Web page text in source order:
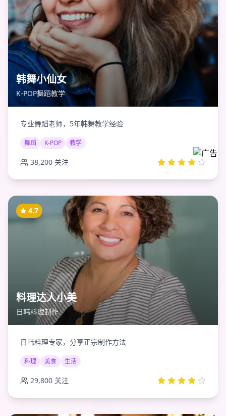
韩舞小仙女
K-POP舞蹈教学
专业舞蹈老师，5年韩舞教学经验
舞蹈 K-POP 教学
38,200 关注
4.7
料理达人小美
日韩料理制作
日韩料理专家，分享正宗制作方法
料理 美食 生活
29,800 关注